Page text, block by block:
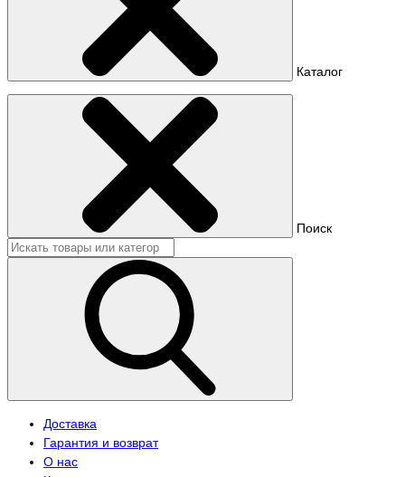
Каталог
Поиск
Доставка
Гарантия и возврат
О нас